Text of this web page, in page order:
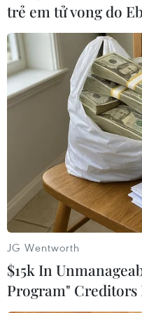
Tuy nhiên, vẫn sẽ có
Theo đó, sự hiểu biết
diện các thành tố
phúc là vấn đề không
nhà quản lý, cha mẹ
quan tâm. Bởi vậy,
dục hướng đến
Nam một cách khoa
hóa phù hợp với xu
một vấn đề cần
trẻ em tử vong do
JG Wentworth
$15k In
Program" Creditors